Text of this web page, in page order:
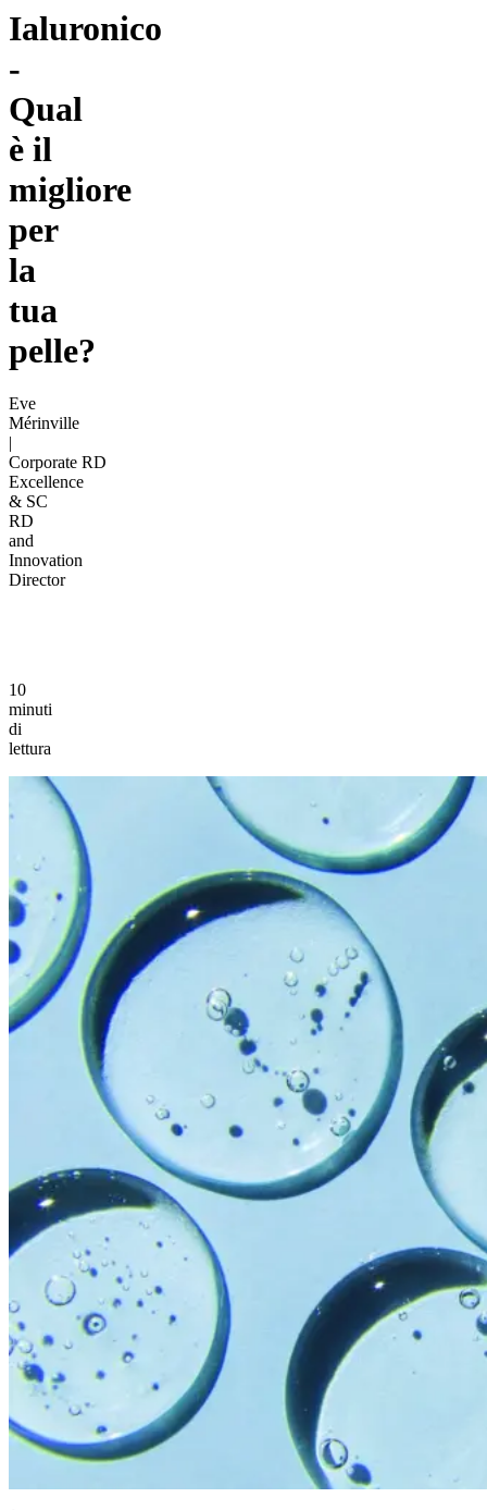
Ialuronico
-
Qual
è il
migliore
per
la
tua
pelle?
Eve
Mérinville
|
Corporate RD
Excellence
& SC
RD
and
Innovation
Director
10
minuti
di
lettura